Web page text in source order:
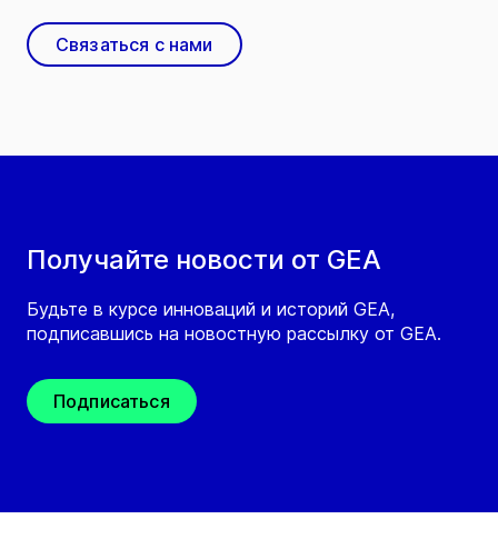
Получайте новости от GEA
Будьте в курсе инноваций и историй GEA,
подписавшись на новостную рассылку от GEA.
Подписаться
Связаться с нами